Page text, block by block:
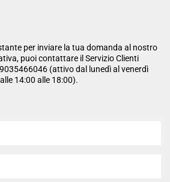
e
per inviare la tua domanda al nostro
puoi contattare il Servizio Clienti
(attivo dal lunedì al venerdì
14:00 alle 18:00).